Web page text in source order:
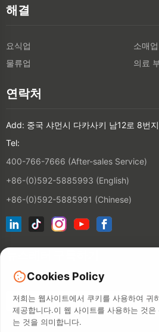
해결
요식업
소매업
물류업
의료
연락처
Add: 중국 샤먼시 다카사키 남12로 8번
Tel:
400-766-7666 (After-sales Service)
+86-(0)592-5885993 (English)
+86-(0)592-5885991 (Chinese)
Cookies Policy
저희는 웹사이트에서 쿠키를 사용하여 귀
제공합니다.이 웹 사이트를 사용하는 것
는 것을 의미합니다.